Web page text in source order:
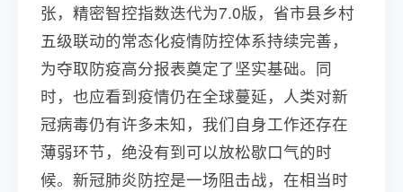
张，精密智控指数迭代为7.0版，省市县乡村
五级联动的常态化疫情防控体系持续完善，
为夺取防疫高分报表奠定了坚实基础。同
时，也应看到疫情仍在全球蔓延，人类对新
冠病毒仍有许多未知，我们自身工作还存在
薄弱环节，绝没有到可以放松歇口气的时
候。新冠肺炎防控是一场阻击战，在相当时